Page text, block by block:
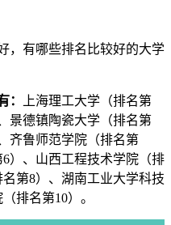
，有哪些排名比较好的大学
：
上海理工大学（排名第
景德镇陶瓷大学（排名第
齐鲁师范学院（排名第
）、山西工程技术学院（排
第8）、湖南工业大学科技
排名第10）。